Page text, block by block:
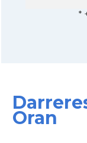
*
Oran